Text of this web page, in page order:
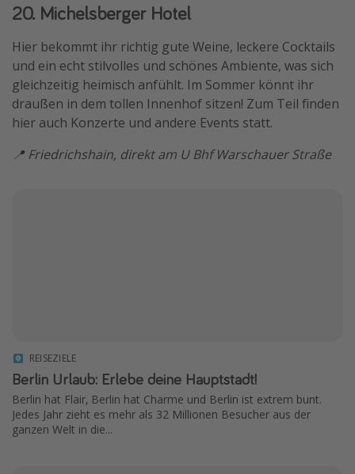
20. Michelsberger Hotel
Hier bekommt ihr richtig gute Weine, leckere Cocktails
und ein echt stilvolles und schönes Ambiente, was sich
gleichzeitig heimisch anfühlt. Im Sommer könnt ihr
draußen in dem tollen Innenhof sitzen! Zum Teil finden
hier auch Konzerte und andere Events statt.
📍 Friedrichshain, direkt am U Bhf Warschauer Straße
REISEZIELE
Berlin Urlaub: Erlebe deine Hauptstadt!
Berlin hat Flair, Berlin hat Charme und Berlin ist extrem bunt.
Jedes Jahr zieht es mehr als 32 Millionen Besucher aus der
ganzen Welt in die...